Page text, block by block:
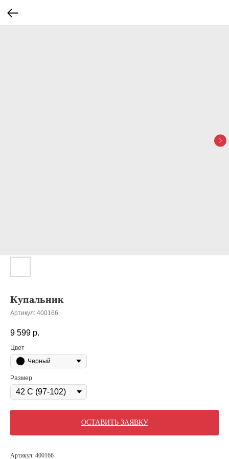
Купальник
Артикул: 400166
9 599 р.
Цвет
Черный
Размер
ОСТАВИТЬ ЗАЯВКУ
Артикул: 400166